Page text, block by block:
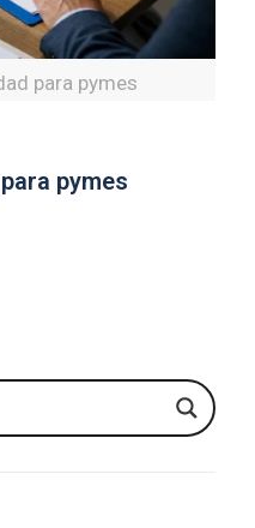
para pymes
pymes